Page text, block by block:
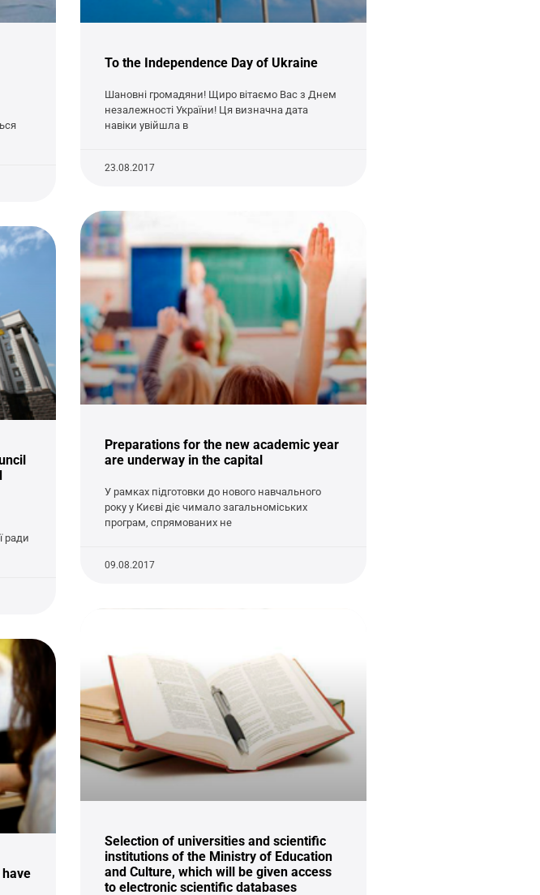
To the Independence Day of Ukraine
Шановні громадяни! Щиро вітаємо Вас з Днем
незалежності України! Ця визначна дата
навіки увійшла в
23.08.2017
ради
Preparations for the new academic year
are underway in the capital
У рамках підготовки до нового навчального
року у Києві діє чимало загальноміських
програм, спрямованих не
09.08.2017
Selection of universities and scientific
institutions of the Ministry of Education
and Culture, which will be given access
to electronic scientific databases